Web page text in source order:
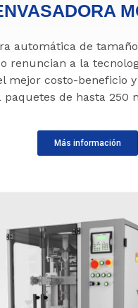
automática de
renuncian a la
mejor costo-beneficio
paquetes de hasta 250
Más información